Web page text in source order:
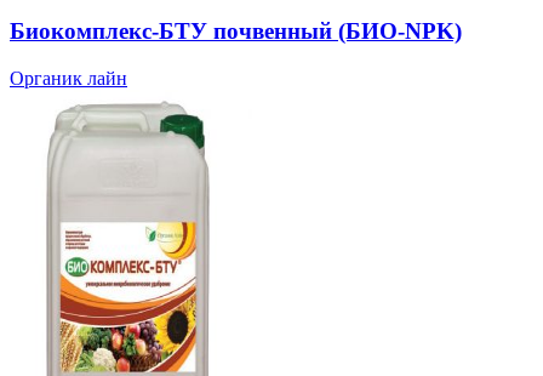
Биокомплекс-БТУ почвенный (БИО-NPK)
Органик лайн